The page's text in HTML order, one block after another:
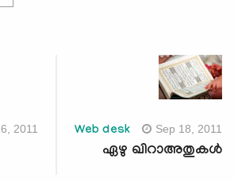
2011 Web desk Sep 18, 2011
ഏഴു ഖിറാഅതുകള്‍